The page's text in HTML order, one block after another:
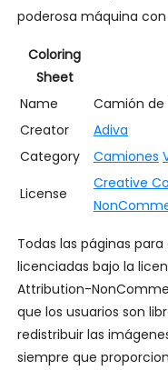
poderosa máquina
Coloring
Sheet
Name
Camión
Creator
Adiva
Category
Camiones
License
Creative
Todas las páginas
licenciadas bajo la
Attribution-
que los usuarios son
redistribuir las
siempre que